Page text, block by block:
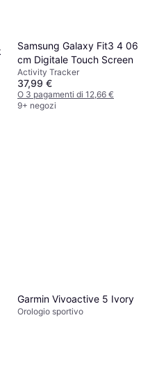
Samsung Galaxy Fit3 4 06
cm Digitale Touch Screen
Activity Tracker
37,99 €
O 3 pagamenti di 12,66 €
9+ negozi
Garmin Vivoactive 5 Ivory
Orologio sportivo